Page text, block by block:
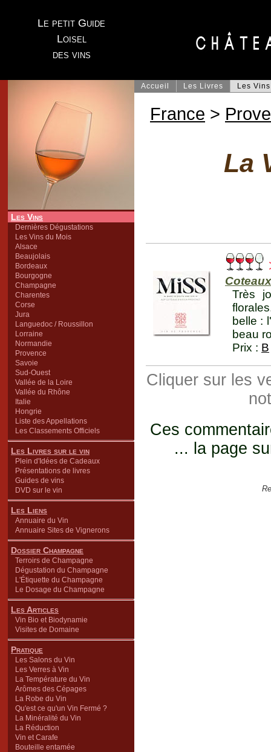
Le petit Guide
Loisel
des vins
Les Vins
Dernières Dégustations
Les Vins du Mois
Alsace
Beaujolais
Bordeaux
Bourgogne
Champagne
Charentes
Corse
Jura
Languedoc / Roussillon
Lorraine
Normandie
Provence
Savoie
Sud-Ouest
Vallée de la Loire
Vallée du Rhône
Italie
Hongrie
Liste des Appellations
Les Classements Officiels
Les Livres sur le vin
Plein d'Idées de Cadeaux
Présentations de livres
Guides de vins
DVD sur le vin
Les Liens
Annuaire du Vin
Annuaire Sites de Vignerons
Dossier Champagne
Terroirs de Champagne
Dégustation du Champagne
L'Étiquette du Champagne
Le Dosage du Champagne
Les Articles
Vin Bio et Biodynamie
Visites de Domaine
Pratique
Les Salons du Vin
Les Verres à Vin
La Température du Vin
Arômes des Cépages
La Robe du Vin
Qu'est ce qu'un Vin Fermé ?
La Minéralité du Vin
La Réduction
Vin et Carafe
Bouteille entamée
Accueil Les Livres Les Vins
France >
La
Très
belle :
beau
Prix : B
Cliquer sur les
Ces
... la page